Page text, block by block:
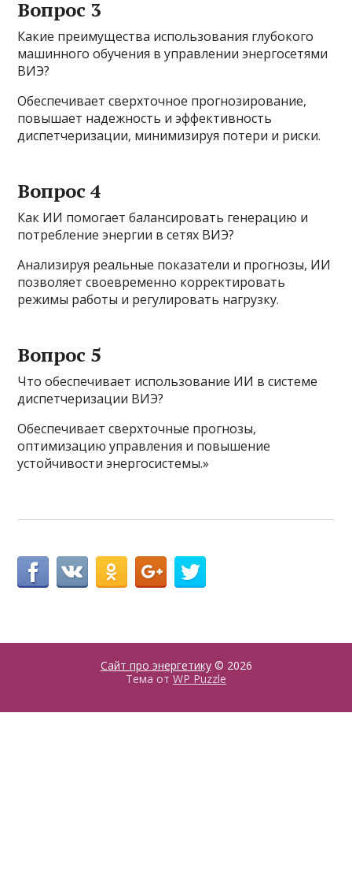
Вопрос 3
Какие преимущества использования глубокого
машинного обучения в управлении энергосетями
ВИЭ?
Обеспечивает сверхточное прогнозирование,
повышает надежность и эффективность
диспетчеризации, минимизируя потери и риски.
Вопрос 4
Как ИИ помогает балансировать генерацию и
потребление энергии в сетях ВИЭ?
Анализируя реальные показатели и прогнозы, ИИ
позволяет своевременно корректировать
режимы работы и регулировать нагрузку.
Вопрос 5
Что обеспечивает использование ИИ в системе
диспетчеризации ВИЭ?
Обеспечивает сверхточные прогнозы,
оптимизацию управления и повышение
устойчивости энергосистемы.»
Сайт про энергетику© 2026
Тема от WP Puzzle